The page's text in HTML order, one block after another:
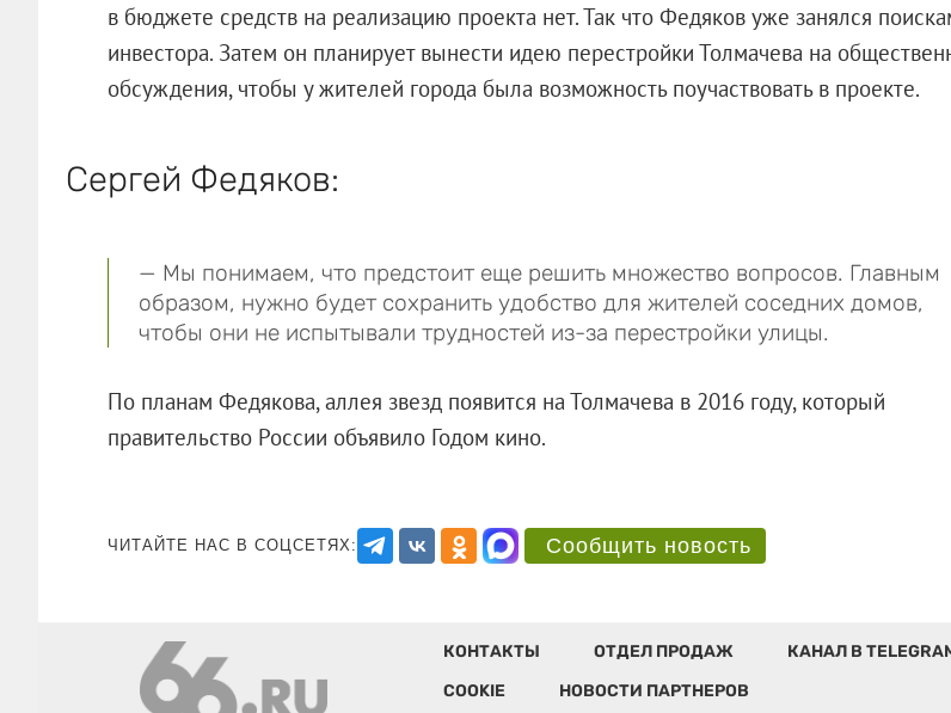
в бюджете средств на реализацию проекта нет. Так что Федяков уже занялся
инвестора. Затем он планирует вынести идею перестройки Толмачева на
обсуждения, чтобы у жителей города была возможность поучаствовать в проекте.
Сергей Федяков:
— Мы понимаем, что предстоит еще решить множество вопросов. Главным
образом, нужно будет сохранить удобство для жителей соседних домов,
чтобы они не испытывали трудностей из-за перестройки улицы.
По планам Федякова, аллея звезд появится на Толмачева в 2016 году, который
правительство России объявило Годом кино.
ЧИТАЙТЕ НАС В СОЦСЕТЯХ: Сообщить новость
КОНТАКТЫ ОТДЕЛ ПРОДАЖ КАНАЛ В
COOKIE
НОВОСТИ ПАРТНЕРОВ